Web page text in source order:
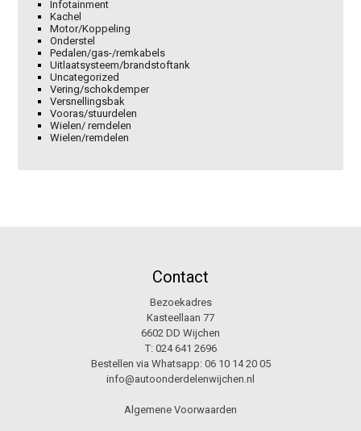
Infotainment
Kachel
Motor/Koppeling
Onderstel
Pedalen/gas-/remkabels
Uitlaatsysteem/brandstoftank
Uncategorized
Vering/schokdemper
Versnellingsbak
Vooras/stuurdelen
Wielen/ remdelen
Wielen/remdelen
Contact
Bezoekadres
Kasteellaan 77
6602 DD Wijchen
T: 024 641 2696
Bestellen via Whatsapp: 06 10 14 20 05
info@autoonderdelenwijchen.nl
Algemene Voorwaarden